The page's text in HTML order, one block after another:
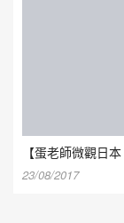
【蛋老師微觀日
23/08/2017